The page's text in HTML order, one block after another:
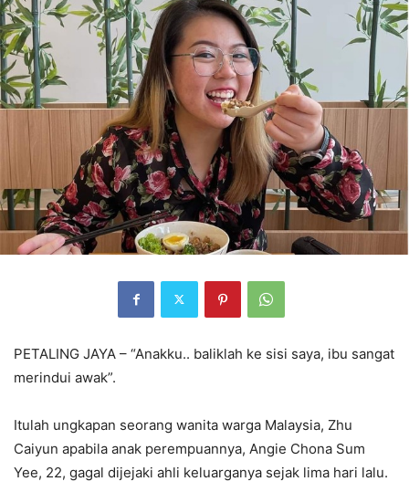
PETALING JAYA – “Anakku.. baliklah ke sisi saya, ibu sangat
merindui awak”.
Itulah ungkapan seorang wanita warga Malaysia, Zhu
Caiyun apabila anak perempuannya, Angie Chona Sum
Yee, 22, gagal dijejaki ahli keluarganya sejak lima hari lalu.